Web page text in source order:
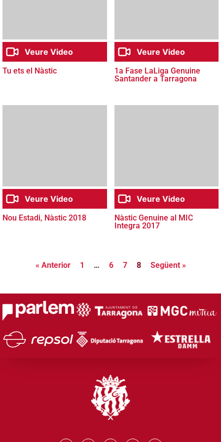
Veure Video
Tu ets el Nàstic
Veure Video
1a Fase LaLiga Genuine
Santander a Tarragona
Veure Video
Nou Estadi, Nàstic 2018
Veure Video
Nàstic Genuine al MIC
Integra 2017
« Anterior 1 … 6 7 8 Següent »